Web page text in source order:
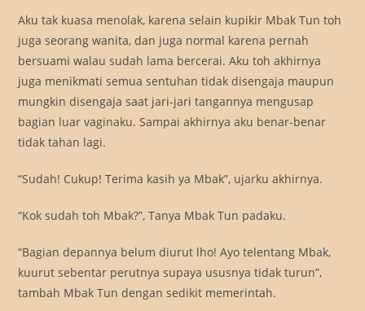
Aku tak kuasa menolak, karena selain kupikir Mbak Tun toh
juga seorang wanita, dan juga normal karena pernah
bersuami walau sudah lama bercerai. Aku toh akhirnya
juga menikmati semua sentuhan tidak disengaja maupun
mungkin disengaja saat jari-jari tangannya mengusap
bagian luar vaginaku. Sampai akhirnya aku benar-benar
tidak tahan lagi.
“Sudah! Cukup! Terima kasih ya Mbak”, ujarku akhirnya.
“Kok sudah toh Mbak?”, Tanya Mbak Tun padaku.
“Bagian depannya belum diurut lho! Ayo telentang Mbak,
kuurut sebentar perutnya supaya ususnya tidak turun”,
tambah Mbak Tun dengan sedikit memerintah.